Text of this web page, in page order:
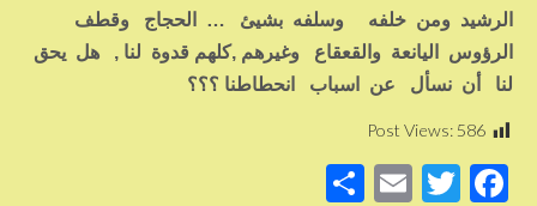
الرشيد ومن خلفه وسلفه بشيئ … الحجاج وقطف
الرؤوس اليانعة والقعقاع وغيرهم ,كلهم قدوة لنا , هل يحق
لنا أن نسأل عن اسباب انحطاطنا ؟؟؟
Post Views: 586
F
T
E